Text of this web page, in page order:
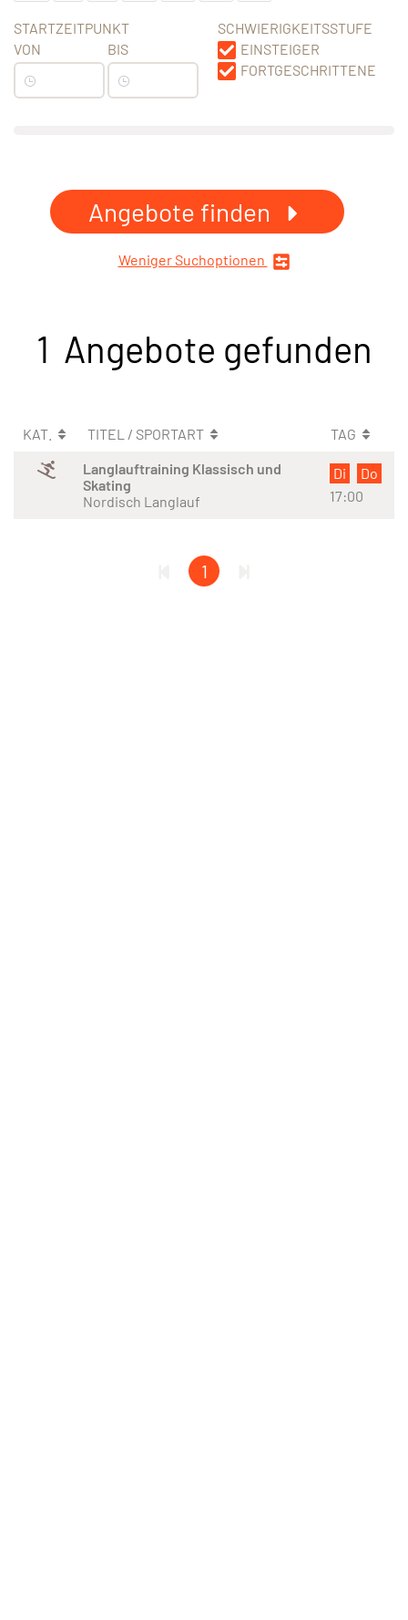
STARTZEITPUNKT
VON
BIS
SCHWIERIGKEITSSTUFE
EINSTEIGER
FORTGESCHRITTENE
Angebote finden
Weniger Suchoptionen
1 Angebote gefunden
KAT. TITEL / SPORTART
TAG
Langlauftraining Klassisch und
Skating
Nordisch Langlauf
Di
Do
17:00
1